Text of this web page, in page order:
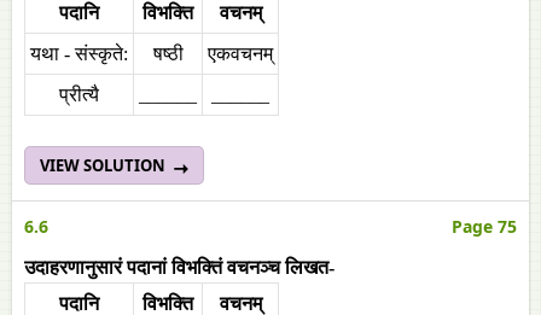
पदानि
विभक्ति
वचनम्
यथा - संस्कृते:
षष्ठी
एकवचनम्
प्रीत्यै
VIEW SOLUTION
6.6 Page 75
उदाहरणानुसारं पदानां विभक्तिं वचनञ्च लिखत-
पदानि
विभक्ति
वचनम्